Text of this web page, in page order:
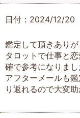
日付：2024/12/20
鑑定して頂きありが
タロットで仕事と
確で参考になりまし
アフターメールも
り返れるので大変助